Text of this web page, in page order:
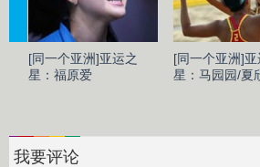
[同一个亚洲]亚运之
星：福原爱
[同一个亚洲]亚
星：马园园/夏
我要评论